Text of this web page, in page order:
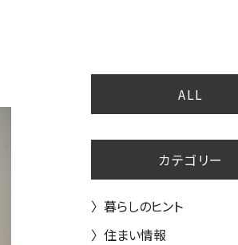
ALL
カテゴリー
〉 暮らしのヒント
〉 住まい情報